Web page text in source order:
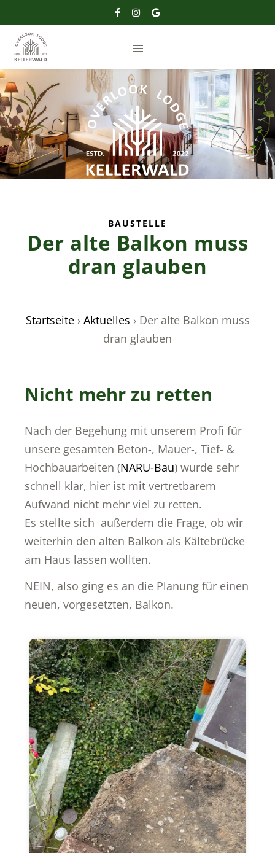
BAUSTELLE
Der alte Balkon muss
dran glauben
Startseite› Aktuelles › Der alte Balkon muss
dran glauben
Nicht mehr zu retten
Nach der Begehung mit unserem Profi für
unsere gesamten Beton-, Mauer-, Tief- &
Hochbauarbeiten (NARU-Bau) wurde sehr
schnell klar, hier ist mit vertretbarem
Aufwand nicht mehr viel zu retten.
Es stellte sich außerdem die Frage, ob wir
weiterhin den alten Balkon als Kältebrücke
am Haus lassen wollten.
NEIN, also ging es an die Planung für einen
neuen, vorgesetzten, Balkon.